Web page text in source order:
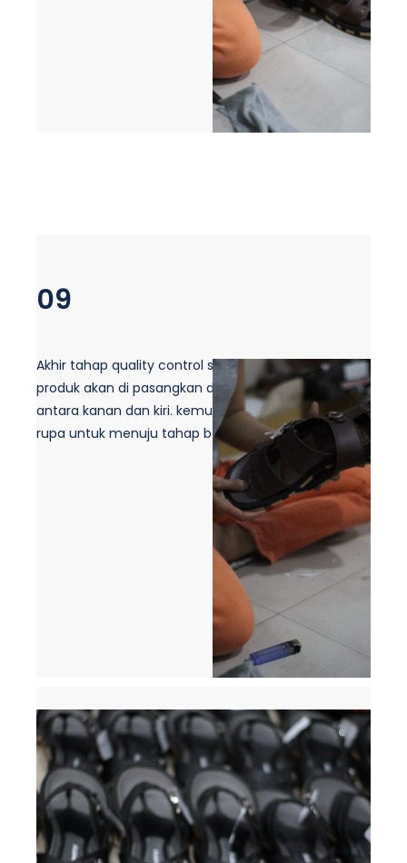
09
Akhir tahap quality control selesai, maka setiap
produk akan di pasangkan dengan rapi
antara kanan dan kiri. kemudian di tata sedimikian
rupa untuk menuju tahap berikutnya yaitu packing.